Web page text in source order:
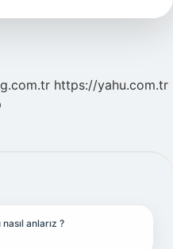
https://yahu.com.tr
anlarız ?